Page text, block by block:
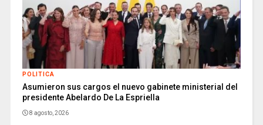
POLITICA
Asumieron sus cargos el nuevo gabinete ministerial del
presidente Abelardo De La Espriella
8 agosto, 2026